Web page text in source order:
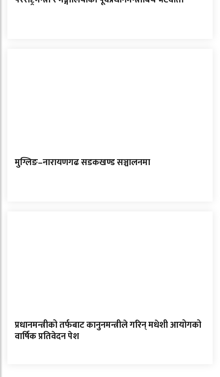
मुग्लिङ–नारायणगढ सडकखण्ड सञ्चालनमा
प्रधानमन्त्रीको तर्फबाट कानुनमन्त्रीले गरिन् मधेशी आयोगको
वार्षिक प्रतिवेदन पेश